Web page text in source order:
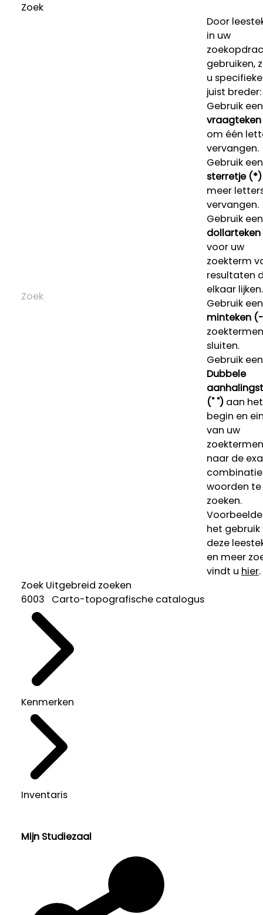
Zoek
Door
in uw
gebruiken,
u
juist breder:
Gebruik een
om één
vervangen.
Gebruik een
sterretje (*)
meer
vervangen.
Gebruik een
voor uw
zoekterm
resultaten
elkaar lijken.
Gebruik een
minteken
sluiten.
Gebruik een
Dubbele
(" ")aan het
begin en
van uw
naar de
woorden te
zoeken.
het gebruik
deze
en meer
vindt u hier.
Zoek Uitgebreid zoeken
6003 Carto-topografische catalogus
Kenmerken
Inventaris
Mijn Studiezaal